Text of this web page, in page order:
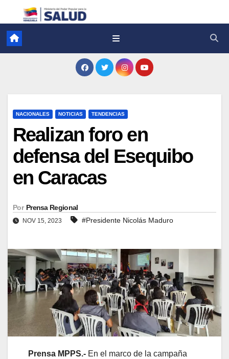
NACIONALES NOTICIAS TENDENCIAS
Realizan foro en
defensa del Esequibo
en Caracas
Por Prensa Regional
NOV 15, 2023 #Presidente Nicolás Maduro
Prensa MPPS.- En el marco de la campaña